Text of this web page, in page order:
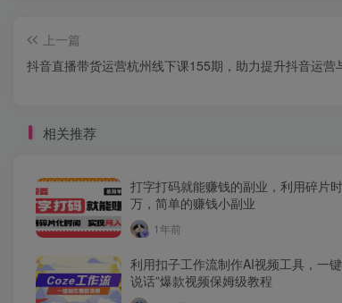
上一篇
抖音直播带货运营杭州线下课155期，助力提升抖音运营
相关推荐
打字打码就能赚钱的副业，利用碎片
万，简单的赚钱小副业
1年前
利用扣子工作流制作AI视频工具，一
说话”爆款视频保姆级教程